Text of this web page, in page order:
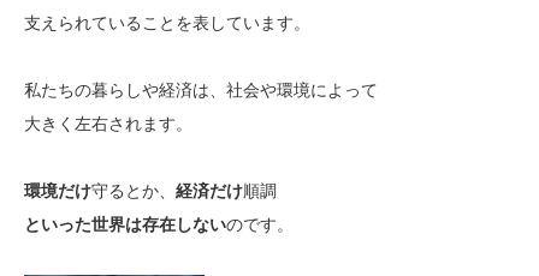
支えられていることを表しています。
私たちの暮らしや経済は、社会や環境によって
大きく左右されます。
環境だけ守るとか、 経済だけ順調
といった世界は存在しないのです。